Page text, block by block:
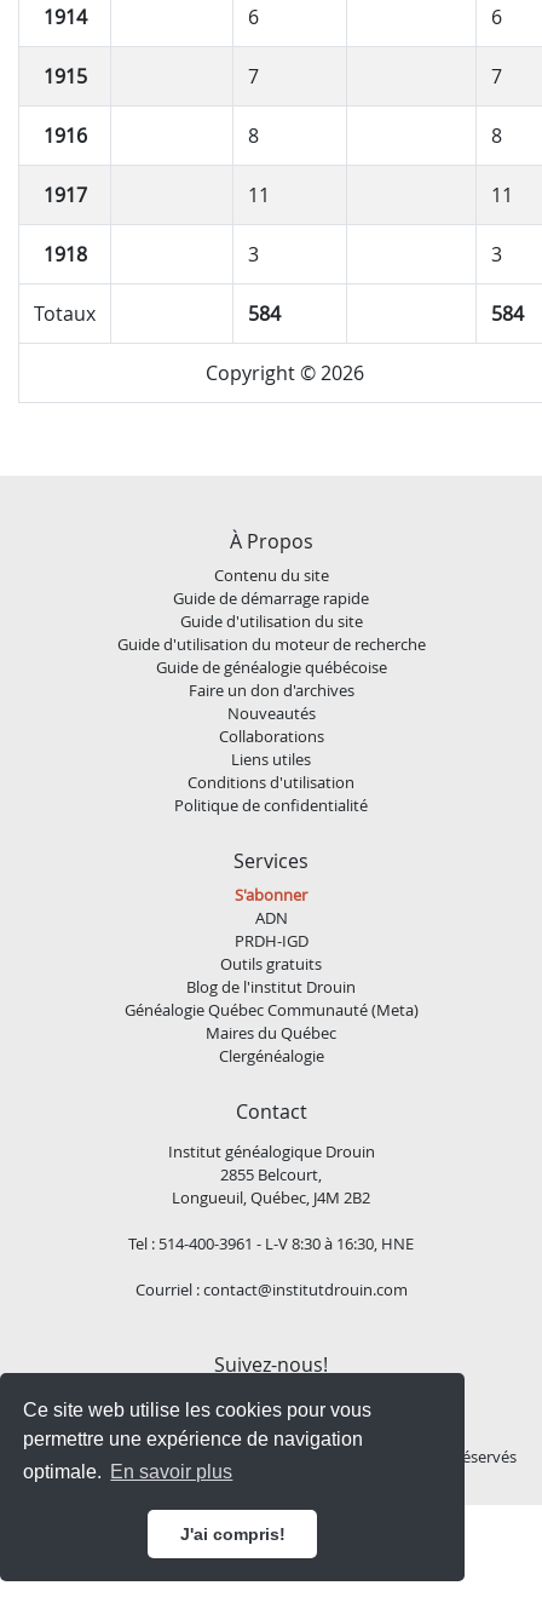
Ce site web utilise les cookies pour vous
permettre une expérience de navigation
optimale. En savoir plus
J'ai compris!
1914 6 6
1915 7 7
1916 8 8
1917 11 11
1918 3 3
Totaux 584 584
Copyright © 2026
À Propos
Contenu du site
Guide de démarrage rapide
Guide d'utilisation du site
Guide d'utilisation du moteur de recherche
Guide de généalogie québécoise
Faire un don d'archives
Nouveautés
Collaborations
Liens utiles
Conditions d'utilisation
Politique de confidentialité
Services
S'abonner
ADN
PRDH-IGD
Outils gratuits
Blog de l'institut Drouin
Généalogie Québec Communauté (Meta)
Maires du Québec
Clergénéalogie
Contact
Institut généalogique Drouin
2855 Belcourt,
Longueuil, Québec, J4M 2B2
Tel : 514-400-3961 - L-V 8:30 à 16:30, HNE
Courriel :contact@institutdrouin.com
Suivez-nous!
Copyright 2026 Institut généalogique Drouin, Tous droits réservés